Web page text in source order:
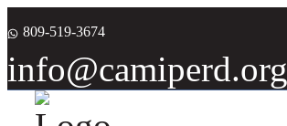
809-519-3674
info@camiperd.org